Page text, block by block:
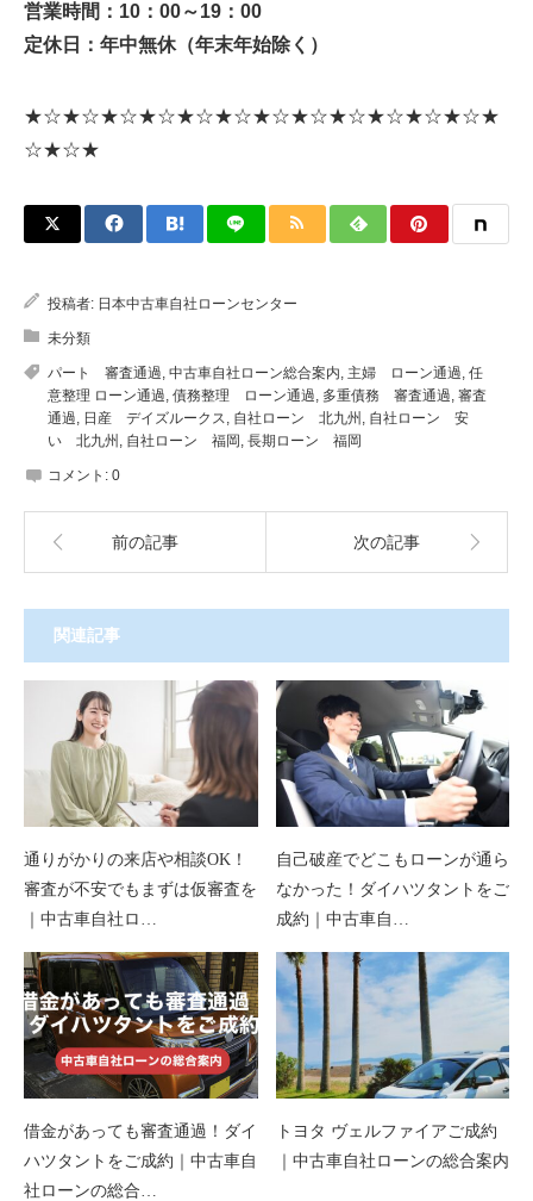
営業時間：10：00～19：00
定休日：年中無休（年末年始除く）
★☆★☆★☆★☆★☆★☆★☆★☆★☆★☆★☆★☆★
☆★☆★
投稿者: 日本中古車自社ローンセンター
未分類
パート 審査通過, 中古車自社ローン総合案内, 主婦 ローン通過, 任
意整理 ローン通過, 債務整理 ローン通過, 多重債務 審査通過, 審査
通過, 日産 デイズルークス, 自社ローン 北九州 , 自社ローン 安
い 北九州 , 自社ローン 福岡 , 長期ローン 福岡
コメント: 0
前の記事 次の記事
関連記事
通りがかりの来店や相談OK！
審査が不安でもまずは仮審査を
｜中古車自社ロ…
自己破産でどこもローンが通ら
なかった！ダイハツタントをご
成約｜中古車自…
借金があっても審査通過！ダイ
ハツタントをご成約｜中古車自
社ローンの総合…
トヨタ ヴェルファイアご成約
｜中古車自社ローンの総合案内